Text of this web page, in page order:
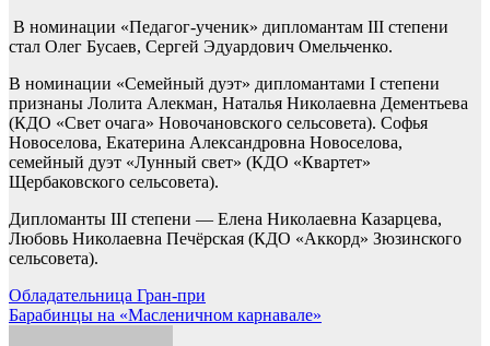
В номинации «Педагог-ученик» дипломантам III степени
стал Олег Бусаев, Сергей Эдуардович Омельченко.
В номинации «Семейный дуэт» дипломантами I степени
признаны Лолита Алекман, Наталья Николаевна Дементьева
(КДО «Свет очага» Новочановского сельсовета). Софья
Новоселова, Екатерина Александровна Новоселова,
семейный дуэт «Лунный свет» (КДО «Квартет»
Щербаковского сельсовета).
Дипломанты III степени — Елена Николаевна Казарцева,
Любовь Николаевна Печёрская (КДО «Аккорд» Зюзинского
сельсовета).
Навигация
по
Обладательница Гран-при
Барабинцы на «Масленичном карнавале»